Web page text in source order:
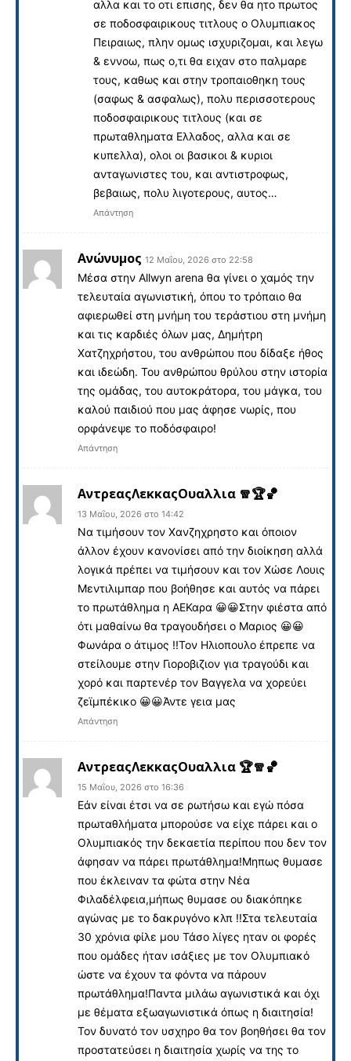
αλλα και το οτι επισης, δεν θα ητο πρωτος
σε ποδοσφαιρικους τιτλους ο Ολυμπιακος
Πειραιως, πλην ομως ισχυριζομαι, και λεγω
& εννοω, πως ο,τι θα ειχαν στο παλμαρε
τους, καθως και στην τροπαιοθηκη τους
(σαφως & ασφαλως), πολυ περισσοτερους
ποδοσφαιρικους τιτλους (και σε
πρωταθληματα Ελλαδος, αλλα και σε
κυπελλα), ολοι οι βασικοι & κυριοι
ανταγωνιστες του, και αντιστροφως,
βεβαιως, πολυ λιγοτερους, αυτος…
Απάντηση
Ανώνυμος 12 Μαΐου, 2026 στο 22:58
Μέσα στην Allwyn arena θα γίνει ο χαμός την
τελευταία αγωνιστική, όπου το τρόπαιο θα
αφιερωθεί στη μνήμη του τεράστιου στη μνήμη
και τις καρδιές όλων μας, Δημήτρη
Χατζηχρήστου, του ανθρώπου που δίδαξε ήθος
και ιδεώδη. Του ανθρώπου θρύλου στην ιστορία
της ομάδας, του αυτοκράτορα, του μάγκα, του
καλού παιδιού που μας άφησε νωρίς, που
ορφάνεψε το ποδόσφαιρο!
Απάντηση
ΑντρεαςΛεκκαςΟυαλλια 🧣🏆🏀
13 Μαΐου, 2026 στο 14:42
Να τιμήσουν τον Χανζηχρηστο και όποιον
άλλον έχουν κανονίσει από την διοίκηση αλλά
λογικά πρέπει να τιμήσουν και τον Χώσε Λουις
Μεντιλιμπαρ που βοήθησε και αυτός να πάρει
το πρωτάθλημα η ΑΕΚαρα 😀😀Στην φιέστα από
ότι μαθαίνω θα τραγουδήσει ο Μαριος 😀😀
Φωνάρα ο άτιμος !!Τον Ηλιοπουλο έπρεπε να
στείλουμε στην Γιοροβιζιον για τραγούδι και
χορό και παρτενέρ τον Βαγγελα να χορεύει
ζεϊμπέκικο 😀😀Άντε γεια μας
Απάντηση
ΑντρεαςΛεκκαςΟυαλλια 🏆🧣🏀
15 Μαΐου, 2026 στο 16:36
Εάν είναι έτσι να σε ρωτήσω και εγώ πόσα
πρωταθλήματα μπορούσε να είχε πάρει και ο
Ολυμπιακός την δεκαετία περίπου που δεν τον
άφησαν να πάρει πρωτάθλημα!Μηπως θυμασε
που έκλειναν τα φώτα στην Νέα
Φιλαδέλφεια,μήπως θυμασε ου διακόπηκε
αγώνας με το δακρυγόνο κλπ !!Στα τελευταία
30 χρόνια φίλε μου Τάσο λίγες ηταν οι φορές
που ομάδες ήταν ισάξιες με τον Ολυμπιακό
ώστε να έχουν τα φόντα να πάρουν
πρωτάθλημα!Παντα μιλάω αγωνιστικά και όχι
με θέματα εξωαγωνιστικά όπως η διαιτησία!
Τον δυνατό τον υσχηρο θα τον βοηθήσει θα τον
προστατεύσει η διαιτησία χωρίς να της το